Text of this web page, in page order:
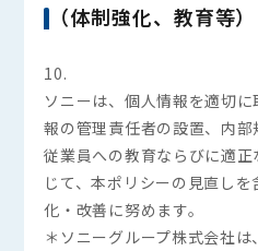
（体制強化、教育等）
10.
ソニーは、個人情報を適切
報の管理責任者の設置、内
従業員への教育ならびに適
じて、本ポリシーの見直し
化・改善に努めます。
＊ソニーグループ株式会社